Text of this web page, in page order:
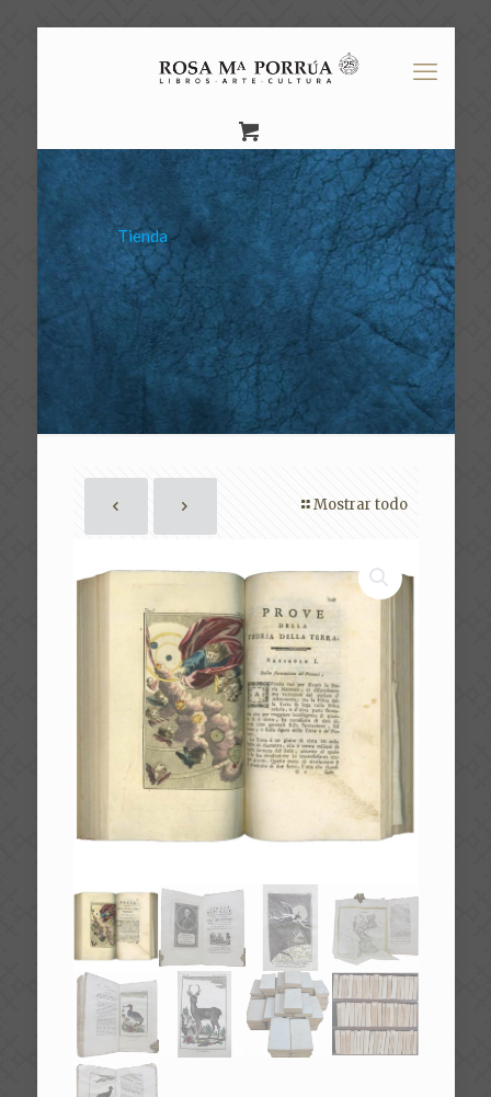
Tienda
Mostrar todo